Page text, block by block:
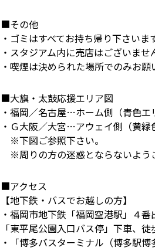
■その他
・ゴミはすべてお持ち帰り下さいま
・スタジアム内に売店はございま
・喫煙は決められた場所でのみお願
■大旗・太鼓応援エリア図
・福岡／名古屋…ホーム側（青色エ
・Ｇ大阪／大宮…アウェイ側（黄緑
※下図ご参照下さい。
※周りの方の迷惑とならないよう
■アクセス
【地下鉄・バスでお越しの方】
・福岡市地下鉄「福岡空港駅」４
「東平尾公園入口バス停」下車、徒
・「博多バスターミナル（博多駅